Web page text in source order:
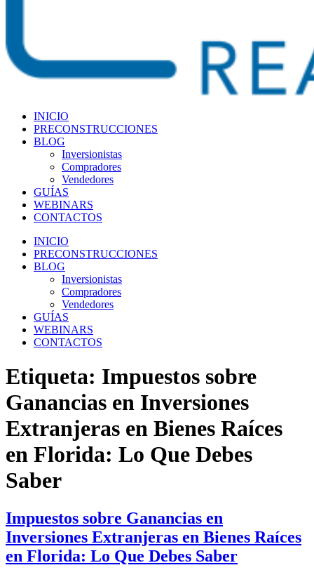
INICIO
PRECONSTRUCCIONES
BLOG
Inversionistas
Compradores
Vendedores
GUÍAS
WEBINARS
CONTACTOS
INICIO
PRECONSTRUCCIONES
BLOG
Inversionistas
Compradores
Vendedores
GUÍAS
WEBINARS
CONTACTOS
Etiqueta: Impuestos sobre
Ganancias en Inversiones
Extranjeras en Bienes Raíces
en Florida: Lo Que Debes
Saber
Impuestos sobre Ganancias en
Inversiones Extranjeras en Bienes Raíces
en Florida: Lo Que Debes Saber